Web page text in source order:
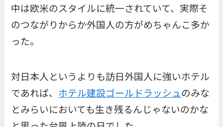
中は欧米のスタイルに統一されていて、実際そ
のつながりからか外国人の方がめちゃんこ多か
った。
対日本人というよりも訪日外国人に強いホテル
であれば、 ホテル建設ゴールドラッシュのみな
とみらいにおいても生き残るんじゃないのかな